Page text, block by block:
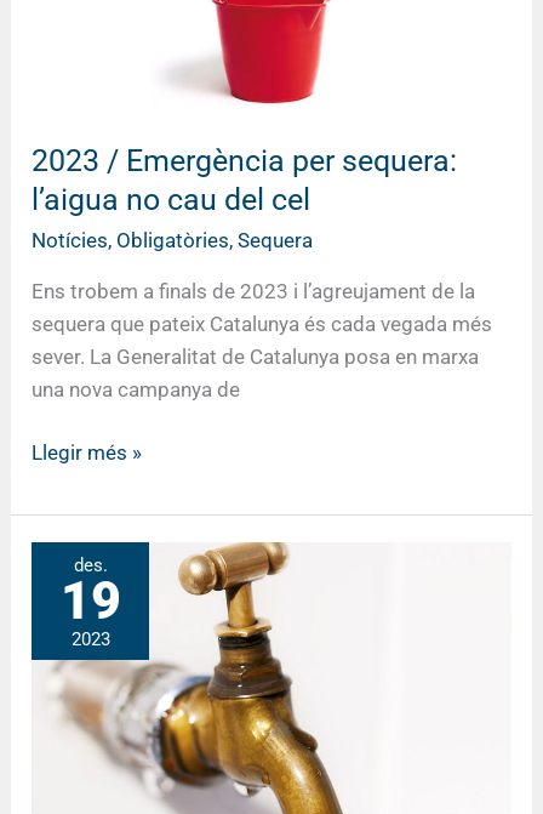
2023 / Emergència per sequera:
l’aigua no cau del cel
Notícies, Obligatòries,Sequera
Ens trobem a finals de 2023 i l’agreujament de la
sequera que pateix Catalunya és cada vegada més
sever. La Generalitat de Catalunya posa en marxa
una nova campanya de
Llegir més »
des.
19
2023
Emergència
sequera:
Accions
curs